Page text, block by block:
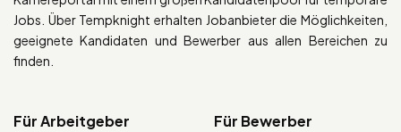
Jobs. Über Tempknight erhalten Jobanbieter die Möglichkeiten,
geeignete Kandidaten und Bewerber aus allen Bereichen zu
finden.
Für Arbeitgeber Für Bewerber